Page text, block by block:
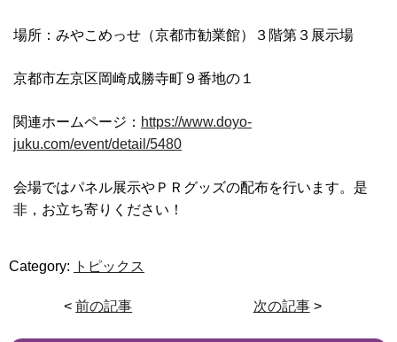
場所：みやこめっせ（京都市勧業館）３階第３展示場
京都市左京区岡崎成勝寺町９番地の１
関連ホームページ： https://www.doyo-
juku.com/event/detail/5480
会場ではパネル展示やＰＲグッズの配布を行います。是
非，お立ち寄りください！
Category: トピックス
< 前の記事 次の記事 >